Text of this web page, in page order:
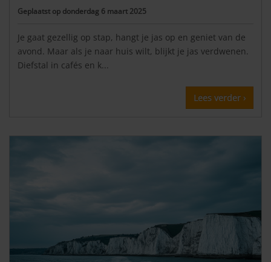
Geplaatst op donderdag 6 maart 2025
Je gaat gezellig op stap, hangt je jas op en geniet van de
avond. Maar als je naar huis wilt, blijkt je jas verdwenen.
Diefstal in cafés en k...
Lees verder ›